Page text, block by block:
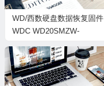
WD/西数硬盘数据恢复固件
WDC WD20SMZW-
WXG1E888U3N8-
0006004T-1860